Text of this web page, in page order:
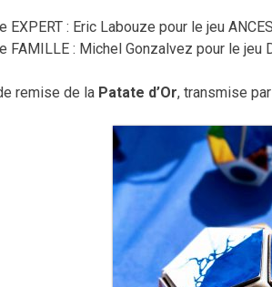
EXPERT : Eric Labouze pour le jeu
FAMILLE : Michel Gonzalvez pour le jeu
remise de la Patate d’Or, transmise